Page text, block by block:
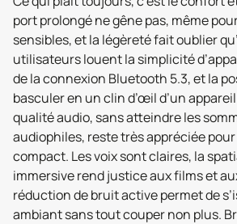
port prolongé ne gêne pas, même
sensibles, et la légèreté fait oublier
utilisateurs louent la simplicité
de la connexion Bluetooth 5.3, et la
basculer en un clin d’œil d’un appareil
qualité audio, sans atteindre les
audiophiles, reste très appréciée
compact. Les voix sont claires, la
immersive rend justice aux films et
réduction de bruit active permet de
ambiant sans tout couper non plus.